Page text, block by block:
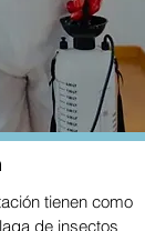
tienen como
de insectos